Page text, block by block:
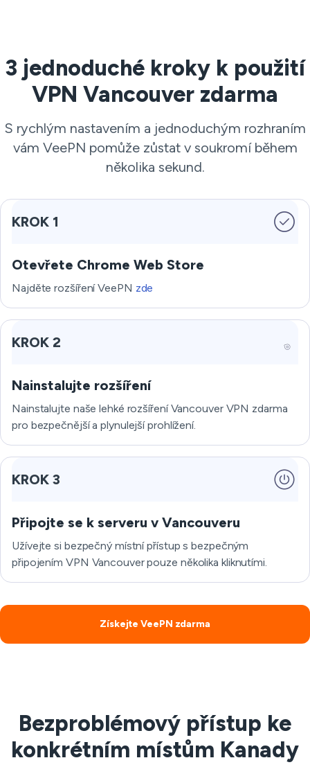
3 jednoduché kroky k použití
VPN Vancouver zdarma
S rychlým nastavením a jednoduchým rozhraním
vám VeePN pomůže zůstat v soukromí během
několika sekund.
KROK 1
Otevřete Chrome Web Store
Najděte rozšíření VeePN zde
KROK 2
Nainstalujte rozšíření
Nainstalujte naše lehké rozšíření Vancouver VPN zdarma
pro bezpečnější a plynulejší prohlížení.
KROK 3
Připojte se k serveru v Vancouveru
Užívejte si bezpečný místní přístup s bezpečným
připojením VPN Vancouver pouze několika kliknutími.
Získejte VeePN zdarma
Bezproblémový přístup ke
konkrétním místům Kanady